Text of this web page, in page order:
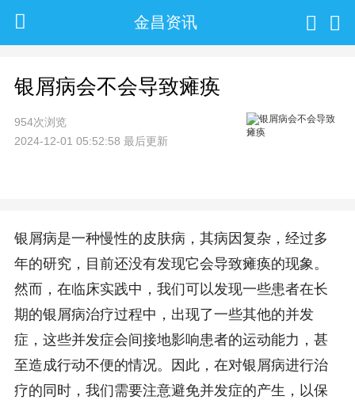
金昌资讯
银屑病会不会导致瘫痪
954次浏览
2024-12-01 05:52:58 最后更新
银屑病是一种慢性的皮肤病，其病因复杂，经过多
年的研究，目前还没有发现它会导致瘫痪的现象。
然而，在临床实践中，我们可以发现一些患者在长
期的银屑病治疗过程中，出现了一些其他的并发
症，这些并发症会间接地影响患者的运动能力，甚
至造成行动不便的情况。因此，在对银屑病进行治
疗的同时，我们需要注意避免并发症的产生，以保